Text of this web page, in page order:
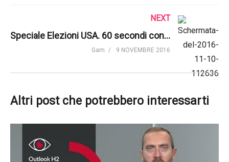
NEXT
Speciale Elezioni USA. 60 secondi con Johanna Kyrklund di Schroders
Gam 9 NOVEMBRE 2016
Altri post che potrebbero interessarti